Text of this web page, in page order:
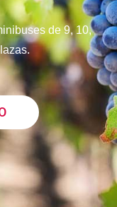
de 9, 10,